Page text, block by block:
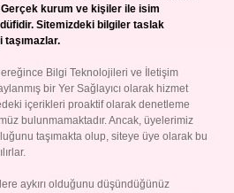
Gerçek kurum ve kişiler ile isim
Sitemizdeki bilgiler taslak
Bilgi Teknolojileri ve İletişim
bir Yer Sağlayıcı olarak hizmet
içerikleri proaktif olarak denetleme
bulunmamaktadır. Ancak, üyelerimiz
taşımakta olup, siteye üye olarak bu
aykırı olduğunu düşündüğünüz